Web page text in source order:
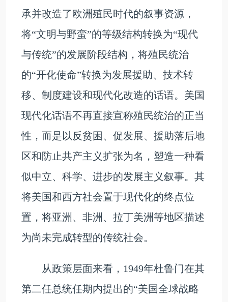
承并改造了欧洲殖民时代的叙事资源，
将“文明与野蛮”的等级结构转换为“现代
与传统”的发展阶段结构，将殖民统治
的“开化使命”转换为发展援助、技术转
移、制度建设和现代化改造的话语。美国
现代化话语不再直接宣称殖民统治的正当
性，而是以反贫困、促发展、援助落后地
区和防止共产主义扩张为名，塑造一种看
似中立、科学、进步的发展主义叙事。其
将美国和西方社会置于现代化的终点位
置，将亚洲、非洲、拉丁美洲等地区描述
为尚未完成转型的传统社会。
从政策层面来看，1949年杜鲁门在其
第二任总统任期内提出的“美国全球战略